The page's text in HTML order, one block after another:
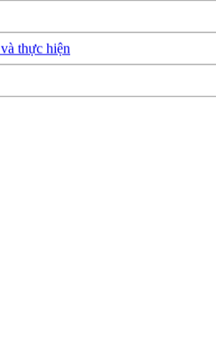
thực hiện
và sử dụng Quỹ hỗ trợ đầu tư